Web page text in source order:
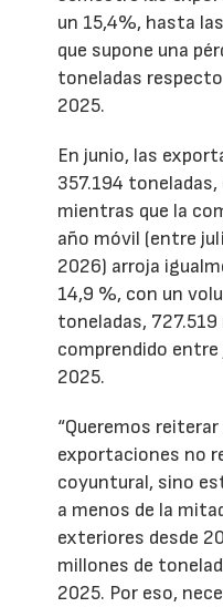
un 15,4%, hasta
que supone una
toneladas
2025.
En junio, las
357.194 toneladas,
mientras que la
año móvil (entre
2026) arroja
14,9 %, con un
toneladas,
comprendido
2025.
“Queremos
exportaciones no
coyuntural, sino
a menos de la
exteriores desde
millones de
2025. Por eso,